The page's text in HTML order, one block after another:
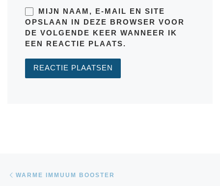
MIJN NAAM, E-MAIL EN SITE
OPSLAAN IN DEZE BROWSER VOOR
DE VOLGENDE KEER WANNEER IK
EEN REACTIE PLAATS.
WARME IMMUUM BOOSTER